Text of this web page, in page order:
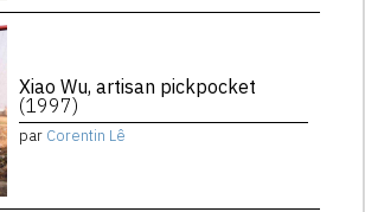
Xiao Wu, artisan pickpocket
(1997)
par Corentin Lê